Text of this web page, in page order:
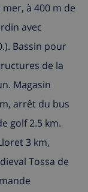
à 400 m de
avec
Bassin pour
de la
Magasin
arrêt du bus
golf 2.5 km.
3 km,
Tossa de